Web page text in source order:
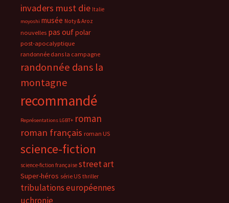
invaders must die Italie
moyoshi musée Noty & Aroz
nouvelles pas oufpolar
post-apocalyptique
randonnée dans la campagne
randonnée dans la
montagne
recommandé
Représentations LGBT+ roman
roman français roman US
science-fiction
science-fiction française street art
Super-héros série US thriller
tribulations européennes
uchronie